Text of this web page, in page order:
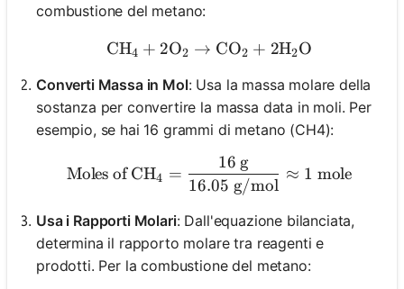
combustione del metano:
\text{CH}_4 +
CH4 + 2O2 → CO2 + 2H2O
Converti Massa in Mol: Usa la massa molare della
sostanza per convertire la massa data in moli. Per
esempio, se hai 16 grammi di metano (CH4):
\text{Moles of CH}_4
Moles of CH4 =
16.05 g/mol
16 g
≈ 1 mole
Usa i Rapporti Molari: Dall'equazione bilanciata,
determina il rapporto molare tra reagenti e
prodotti. Per la combustione del metano: